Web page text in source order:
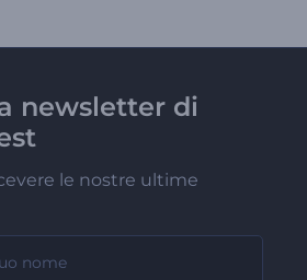
newsletter di
le nostre ultime